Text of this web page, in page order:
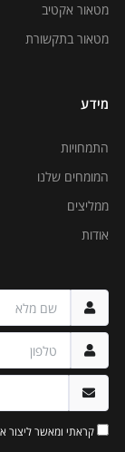
מטאור אקטיב
מטאור בתקשורת
מידע
התמחויות
המומחים שלנו
ממליצים
אודות
קראתי ומאשר ליצור